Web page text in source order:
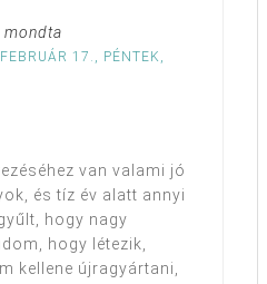
mondta
17., PÉNTEK,
van valami jó
és tíz év alatt annyi
hogy nagy
hogy létezik,
kellene újragyártani,